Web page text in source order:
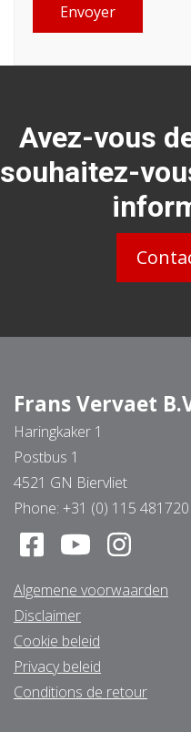
Envoyer
Avez-vous
souhaitez-
Frans Vervaet
Haringkaker 1
Postbus 1
4521 GN Biervliet
Phone: +31 (0) 115 481720
Algemene voorwaarden
Disclaimer
Cookie beleid
Privacy beleid
Conditions de retour